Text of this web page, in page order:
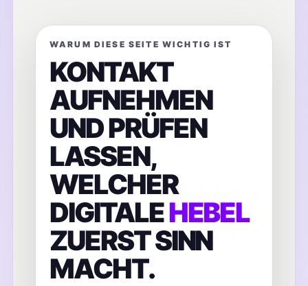
WARUM DIESE SEITE WICHTIG IST
KONTAKT
AUFNEHMEN
UND PRÜFEN
LASSEN,
WELCHER
DIGITALEHEBEL
ZUERST SINN
MACHT.